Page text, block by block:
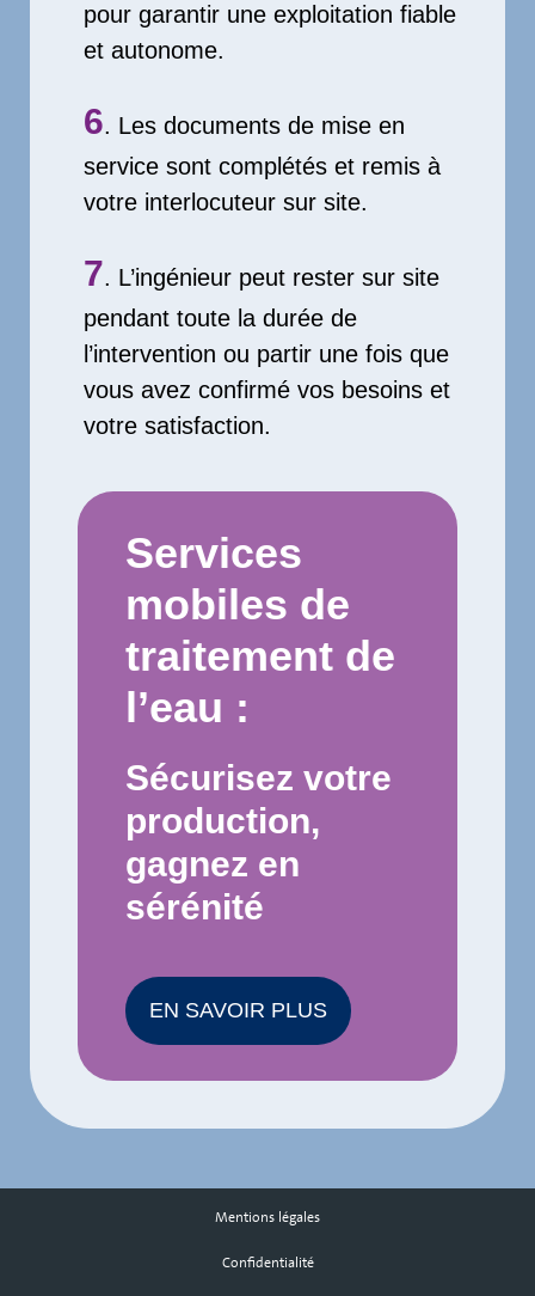
pour garantir une exploitation fiable
et autonome.
6. Les documents de mise en
service sont complétés et remis à
votre interlocuteur sur site.
7. L’ingénieur peut rester sur site
pendant toute la durée de
l’intervention ou partir une fois que
vous avez confirmé vos besoins et
votre satisfaction.
Services
mobiles de
traitement de
l’eau :
Sécurisez votre
production,
gagnez en
sérénité
EN SAVOIR PLUS
Mentions légales
Confidentialité